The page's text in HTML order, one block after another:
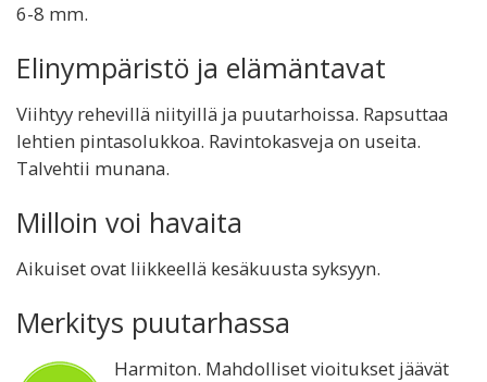
6-8 mm.
Elinympäristö ja elämäntavat
Viihtyy rehevillä niityillä ja puutarhoissa. Rapsuttaa
lehtien pintasolukkoa. Ravintokasveja on useita.
Talvehtii munana.
Milloin voi havaita
Aikuiset ovat liikkeellä kesäkuusta syksyyn.
Merkitys puutarhassa
Harmiton. Mahdolliset vioitukset jäävät